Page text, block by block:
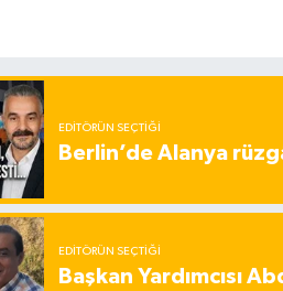
EDITÖRÜN SEÇTIĞI
Berlin’de Alanya
EDITÖRÜN SEÇTIĞI
Başkan Yardımcısı